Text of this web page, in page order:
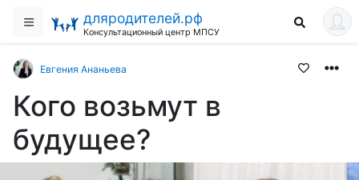
дляродителей.рф
Консультационный центр МПСУ
Евгения Ананьева
Кого возьмут в
будущее?